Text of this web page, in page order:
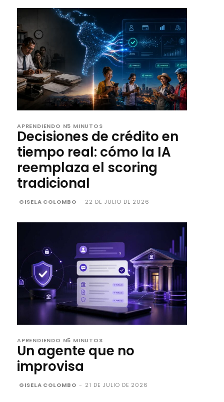
APRENDIENDO N5 MINUTOS
Decisiones de crédito en
tiempo real: cómo la IA
reemplaza el scoring
tradicional
GISELA COLOMBO - 22 DE JULIO DE 2026
APRENDIENDO N5 MINUTOS
Un agente que no
improvisa
GISELA COLOMBO - 21 DE JULIO DE 2026